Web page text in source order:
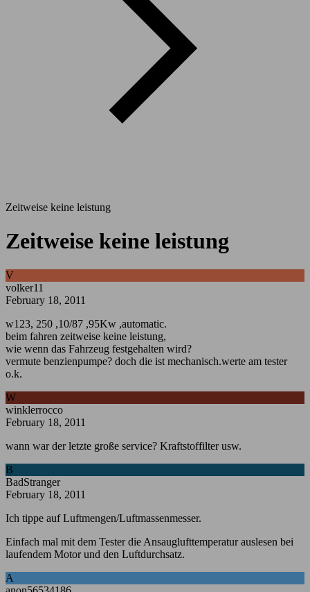
Zeitweise keine leistung
Zeitweise keine leistung
V
volker11
February 18, 2011
w123, 250 ,10/87 ,95Kw ,automatic.
beim fahren zeitweise keine leistung,
wie wenn das Fahrzeug festgehalten wird?
vermute benzienpumpe? doch die ist mechanisch.werte am tester
o.k.
W
winklerrocco
February 18, 2011
wann war der letzte große service? Kraftstoffilter usw.
B
BadStranger
February 18, 2011
Ich tippe auf Luftmengen/Luftmassenmesser.
Einfach mal mit dem Tester die Ansauglufttemperatur auslesen bei
laufendem Motor und den Luftdurchsatz.
A